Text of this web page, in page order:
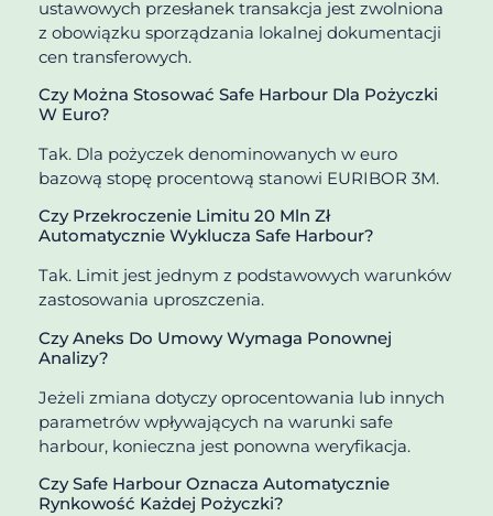
ustawowych przesłanek transakcja jest zwolniona
z obowiązku sporządzania lokalnej dokumentacji
cen transferowych.
Czy Można Stosować Safe Harbour Dla Pożyczki
W Euro?
Tak. Dla pożyczek denominowanych w euro
bazową stopę procentową stanowi EURIBOR 3M.
Czy Przekroczenie Limitu 20 Mln Zł
Automatycznie Wyklucza Safe Harbour?
Tak. Limit jest jednym z podstawowych warunków
zastosowania uproszczenia.
Czy Aneks Do Umowy Wymaga Ponownej
Analizy?
Jeżeli zmiana dotyczy oprocentowania lub innych
parametrów wpływających na warunki safe
harbour, konieczna jest ponowna weryfikacja.
Czy Safe Harbour Oznacza Automatycznie
Rynkowość Każdej Pożyczki?